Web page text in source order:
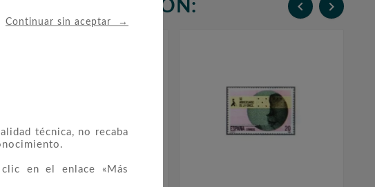
Continuar sin aceptar →
técnica, no recaba
en el enlace «Más
COMPRARON:  